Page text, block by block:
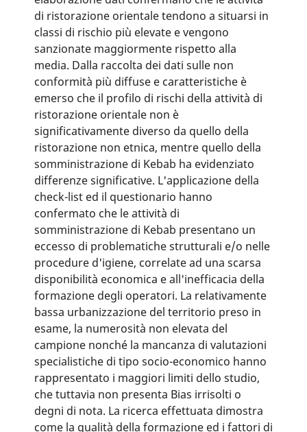
di ristorazione orientale tendono a situarsi in
classi di rischio più elevate e vengono
sanzionate maggiormente rispetto alla
media. Dalla raccolta dei dati sulle non
conformità più diffuse e caratteristiche è
emerso che il profilo di rischi della attività di
ristorazione orientale non è
significativamente diverso da quello della
ristorazione non etnica, mentre quello della
somministrazione di Kebab ha evidenziato
differenze significative. L'applicazione della
check-list ed il questionario hanno
confermato che le attività di
somministrazione di Kebab presentano un
eccesso di problematiche strutturali e/o nelle
procedure d'igiene, correlate ad una scarsa
disponibilità economica e all'inefficacia della
formazione degli operatori. La relativamente
bassa urbanizzazione del territorio preso in
esame, la numerosità non elevata del
campione nonché la mancanza di valutazioni
specialistiche di tipo socio-economico hanno
rappresentato i maggiori limiti dello studio,
che tuttavia non presenta Bias irrisolti o
degni di nota. La ricerca effettuata dimostra
come la qualità della formazione ed i fattori di